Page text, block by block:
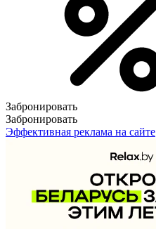
Забронировать
Забронировать
Эффективная реклама на сайте